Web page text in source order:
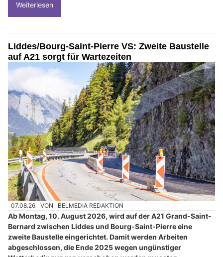
Weiterlesen
Liddes/Bourg-Saint-Pierre VS: Zweite Baustelle
auf A21 sorgt für Wartezeiten
07.08.26 VON BELMEDIA REDAKTION
Ab Montag, 10. August 2026, wird auf der A21 Grand-Saint-
Bernard zwischen Liddes und Bourg-Saint-Pierre eine
zweite Baustelle eingerichtet. Damit werden Arbeiten
abgeschlossen, die Ende 2025 wegen ungünstiger